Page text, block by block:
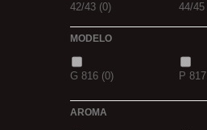
42/43 (0) 44/45
MODELO
G 816 (0) P 817
AROMA